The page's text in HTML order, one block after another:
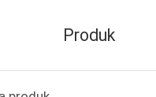
Produk